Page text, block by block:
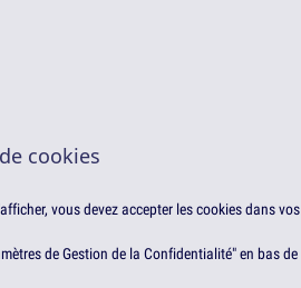
cookies
vous devez accepter les cookies dans vos
de Gestion de la Confidentialité" en bas de